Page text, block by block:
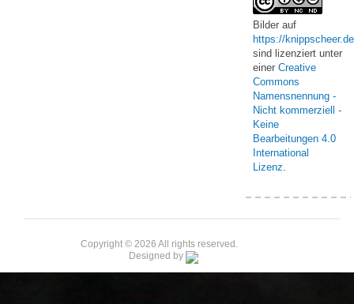
Bilder auf
https://knippscheer.de
sind lizenziert unter
einer Creative
Commons
Namensnennung -
Nicht kommerziell -
Keine
Bearbeitungen 4.0
International
Lizenz.
Copyright © 2026 All rights reserved.
Designed by